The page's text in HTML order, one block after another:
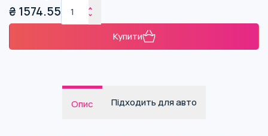
₴ 1574.55
Купити
Опис Підходить для авто